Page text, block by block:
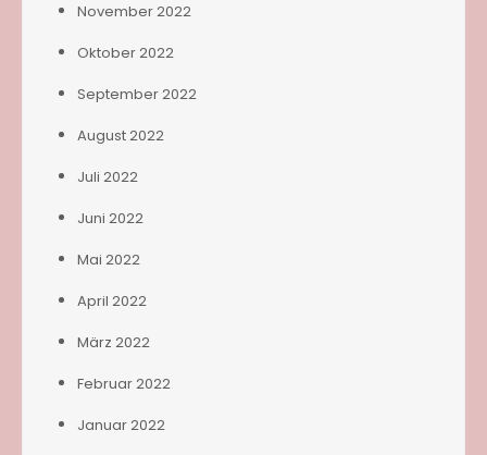
November 2022
Oktober 2022
September 2022
August 2022
Juli 2022
Juni 2022
Mai 2022
April 2022
März 2022
Februar 2022
Januar 2022